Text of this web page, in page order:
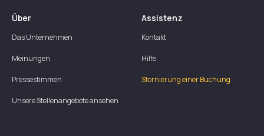
Über
Das Unternehmen
Meinungen
Pressestimmen
Unsere Stellenangebote ansehen
Assistenz
Kontakt
Hilfe
Stornierung einer Buchung